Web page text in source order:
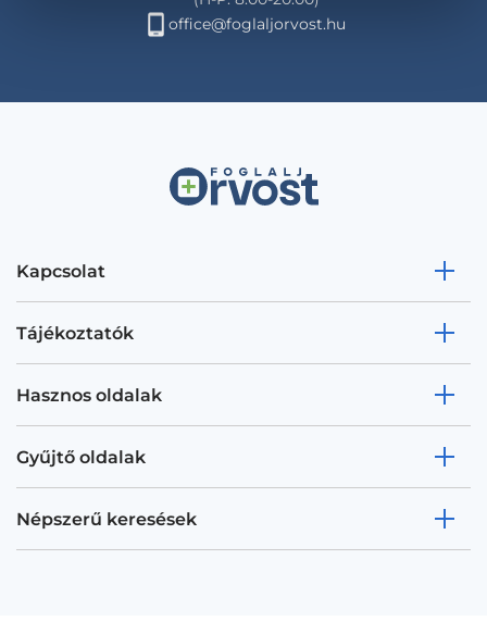
office@foglaljorvost.hu
Kapcsolat
Tájékoztatók
Hasznos oldalak
Gyűjtő oldalak
Népszerű keresések